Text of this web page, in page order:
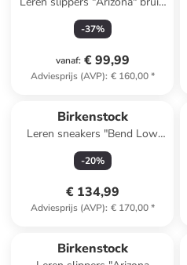
- wijdte S
-37%
vanaf: € 99,99
Adviesprijs (AVP): € 160,00*
Birkenstock
Leren sneakers "Bend Low
Decon" bruin
-20%
€ 134,99
Adviesprijs (AVP): € 170,00*
Birkenstock